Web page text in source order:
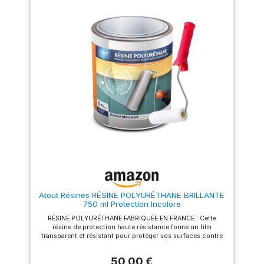
dur à l'eau. Temps de séchage
de 4h entre les couches. 1L =
10m² en une couche.
Fabrication française : produit
de qualité professionnelle
fabriqué en France par la
Manufacutre Mauler en
Atout Résines RÉSINE POLYURÉTHANE BRILLANTE
750 ml Protection Incolore
RÉSINE POLYURÉTHANE FABRIQUÉE EN FRANCE : Cette
résine de protection haute résistance forme un film
transparent et résistant pour protéger vos surfaces contre
les frottements, les taches, les chocs légers et l'usure du
brillante met en valeur le support tout en conservant son
50,00 €